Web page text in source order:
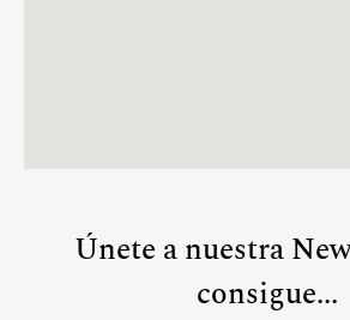
Únete a nuestra
consigue...